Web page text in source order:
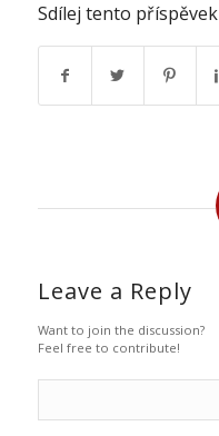
Sdílej tento příspěvek
Leave a Reply
Want to join the discussion?
Feel free to contribute!